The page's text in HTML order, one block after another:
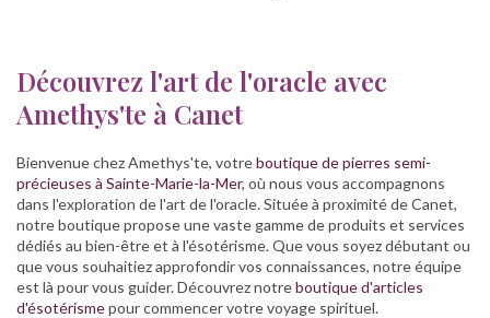
Découvrez l'art de l'oracle avec
Amethys'te à Canet
Bienvenue chez Amethys'te, votreboutique de pierres semi-
précieuses à Sainte-Marie-la-Mer, où nous vous accompagnons
dans l'exploration de l'art de l'oracle. Située à proximité de Canet,
notre boutique propose une vaste gamme de produits et services
dédiés au bien-être et à l'ésotérisme. Que vous soyez débutant ou
que vous souhaitiez approfondir vos connaissances, notre équipe
est là pour vous guider. Découvrez notreboutique d'articles
d'ésotérismepour commencer votre voyage spirituel.